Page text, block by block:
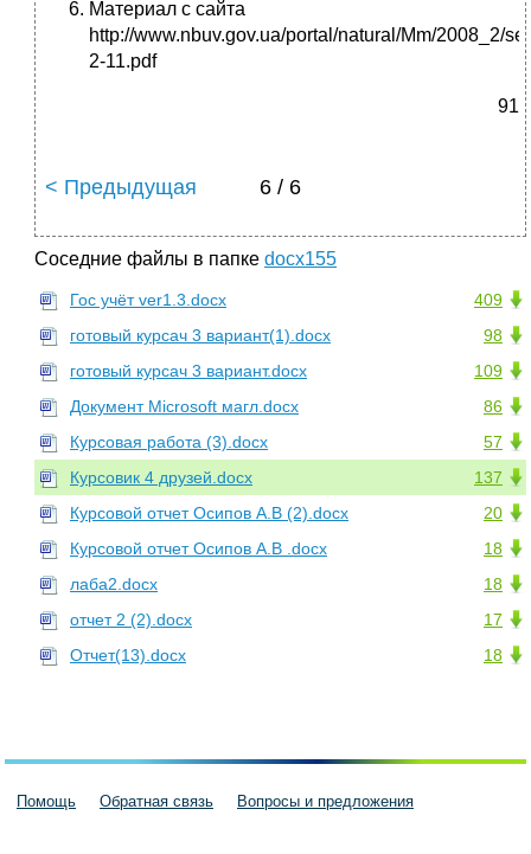
Материал с сайта
http://www.nbuv.gov.ua/portal/natural/Mm/2008_2/
2-11.pdf
91
< Предыдущая 6 / 6
Соседние файлы в папке docx155
409
Гос учёт ver1.3.docx
98
готовый курсач 3 вариант(1).docx
109
готовый курсач 3 вариант.docx
86
Документ Microsoft магл.docx
57
Курсовая работа (3).docx
137
Курсовик 4 друзей.docx
20
Курсовой отчет Осипов А.В (2).docx
18
Курсовой отчет Осипов А.В .docx
18
лаба2.docx
17
отчет 2 (2).docx
18
Отчет(13).docx
Помощь Обратная связь Вопросы и предложения